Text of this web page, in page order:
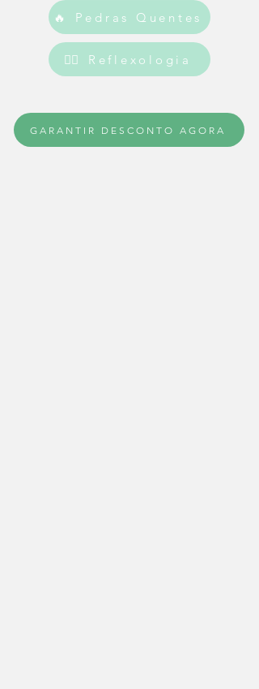
🔥 Pedras Quentes
💆‍♀️ Reflexologia
GARANTIR DESCONTO AGORA